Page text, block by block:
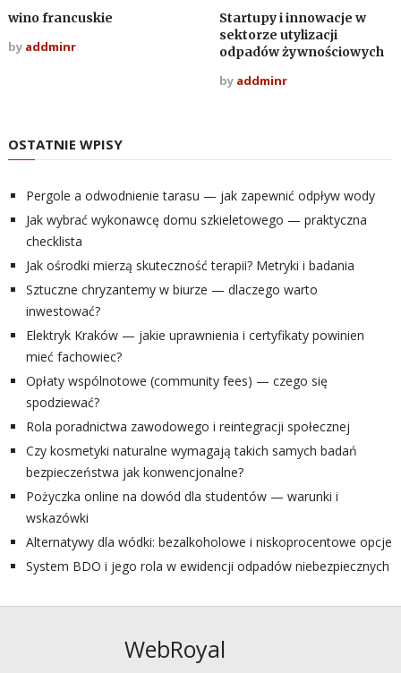
wino francuskie
by addminr
Startupy i innowacje w
sektorze utylizacji
odpadów żywnościowych
by addminr
OSTATNIE WPISY
Pergole a odwodnienie tarasu — jak zapewnić odpływ wody
Jak wybrać wykonawcę domu szkieletowego — praktyczna
checklista
Jak ośrodki mierzą skuteczność terapii? Metryki i badania
Sztuczne chryzantemy w biurze — dlaczego warto
inwestować?
Elektryk Kraków — jakie uprawnienia i certyfikaty powinien
mieć fachowiec?
Opłaty wspólnotowe (community fees) — czego się
spodziewać?
Rola poradnictwa zawodowego i reintegracji społecznej
Czy kosmetyki naturalne wymagają takich samych badań
bezpieczeństwa jak konwencjonalne?
Pożyczka online na dowód dla studentów — warunki i
wskazówki
Alternatywy dla wódki: bezalkoholowe i niskoprocentowe opcje
System BDO i jego rola w ewidencji odpadów niebezpiecznych
WebRoyal